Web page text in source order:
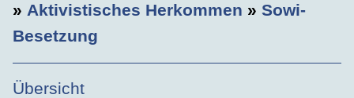
» Aktivistisches Herkommen » Sowi-
Besetzung
Übersicht